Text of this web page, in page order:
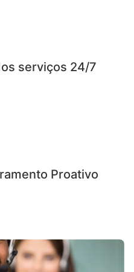
serviços 24/7
Proativo